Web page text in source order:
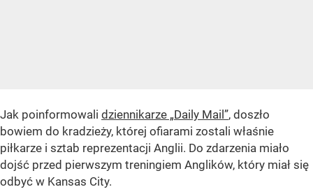
Jak poinformowali dziennikarze „Daily Mail”, doszło
bowiem do kradzieży, której ofiarami zostali właśnie
piłkarze i sztab reprezentacji Anglii. Do zdarzenia miało
dojść przed pierwszym treningiem Anglików, który miał się
odbyć w Kansas City.